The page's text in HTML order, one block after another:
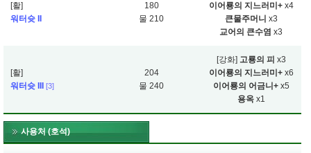
[활]
워터슛 II
180
물 210
이어룡의 지느러미+x4
큰물주머니 x3
교어의 큰수염 x3
[활]
워터슛 III
[3]
204
물 240
[강화] 고룡의 피 x3
이어룡의 지느러미+x6
이어룡의 어금니+x5
용옥x1
사용처 (호석)